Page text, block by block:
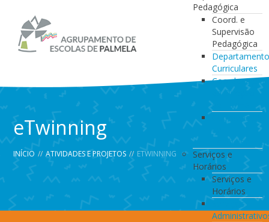
Pedagógica
Coord. e
Supervisão
Pedagógica
Curriculares
Coordenação
da Direção
de Turma
Coordenação
de
Serviços e
Horários
Serviços e
Horários
Serviços
eTwinning
INÍCIO // ATIVIDADES E PROJETOS // ETWINNING